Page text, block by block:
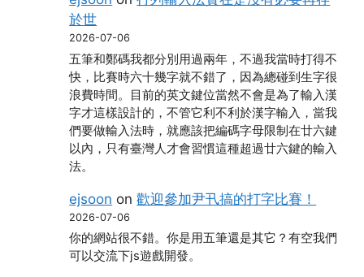
於世
2026-07-06
五筆和鄭碼我都分別用過兩年，不過我當時打得不
快，比賽時六十幾字就不錯了，因為總碰到生字很
浪費時間。目前的英文鍵位當然不會是為了輸入漢
字才這樣設計的，不管它利不利於漢字輸入，當我
們要做輸入法時，就應該把編碼字母限制在廿六鍵
以內，只有臺灣人才會習慣這種超過廿六鍵的輸入
法。
ejsoon on歡迎參加尹卂搞的打字比賽！
2026-07-06
你的網站很不錯。你是用五筆還是其它？有空我們
可以交流下js遊戲開發。